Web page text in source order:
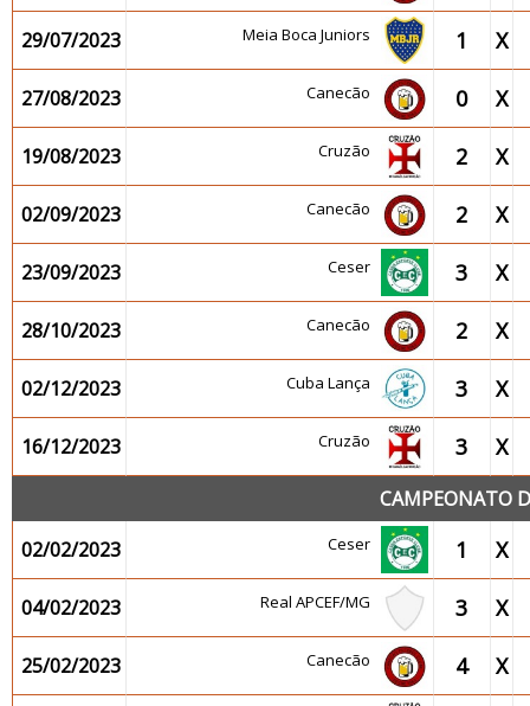
29/07/2023 Meia Boca Juniors 1 X
27/08/2023 Canecão 0 X
19/08/2023 Cruzão 2 X
02/09/2023 Canecão 2 X
23/09/2023 Ceser 3 X
28/10/2023 Canecão 2 X
02/12/2023 Cuba Lança 3 X
16/12/2023 Cruzão 3 X
CAMPEONATO
02/02/2023
Ceser 1 X
04/02/2023 Real APCEF/MG 3 X
25/02/2023 Canecão 4 X